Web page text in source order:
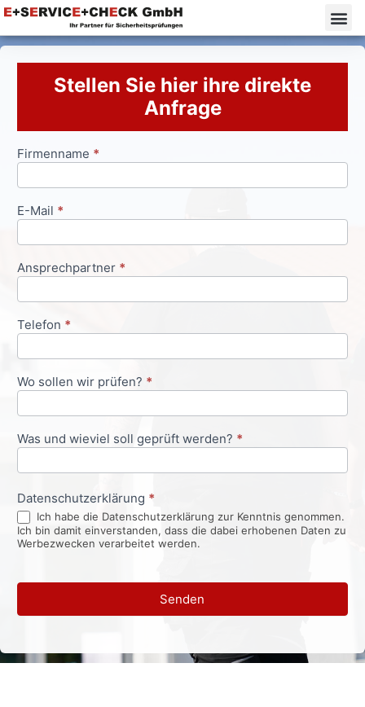
Stellen Sie hier ihre direkte
Anfrage
Anfrageformular
Firmenname *
E-Mail *
Ansprechpartner *
Telefon *
Wo sollen wir prüfen? *
Was und wieviel soll geprüft werden? *
Datenschutzerklärung *
Ich habe die Datenschutzerklärung zur Kenntnis genommen.
Ich bin damit einverstanden, dass die dabei erhobenen Daten zu
Werbezwecken verarbeitet werden.
Senden